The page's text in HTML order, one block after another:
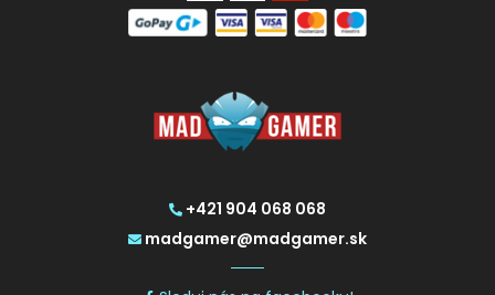
+421 904 068 068
madgamer@madgamer.sk